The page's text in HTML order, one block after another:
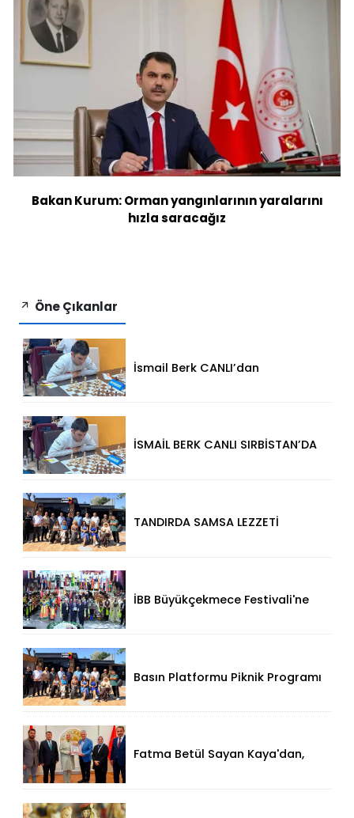
Bakan Kurum: Orman yangınlarının yaralarını
hızla saracağız
Öne Çıkanlar
İsmail Berk CANLI’dan
İSMAİL BERK CANLI SIRBİSTAN’DA
TANDIRDA SAMSA LEZZETİ
İBB Büyükçekmece Festivali'ne
Basın Platformu Piknik Programı
Fatma Betül Sayan Kaya'dan,